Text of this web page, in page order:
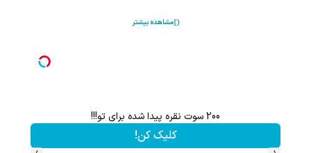
مشاهده بیشتر
200 سوت نقره پیدا شده برای تو!!!
کلیک کن!